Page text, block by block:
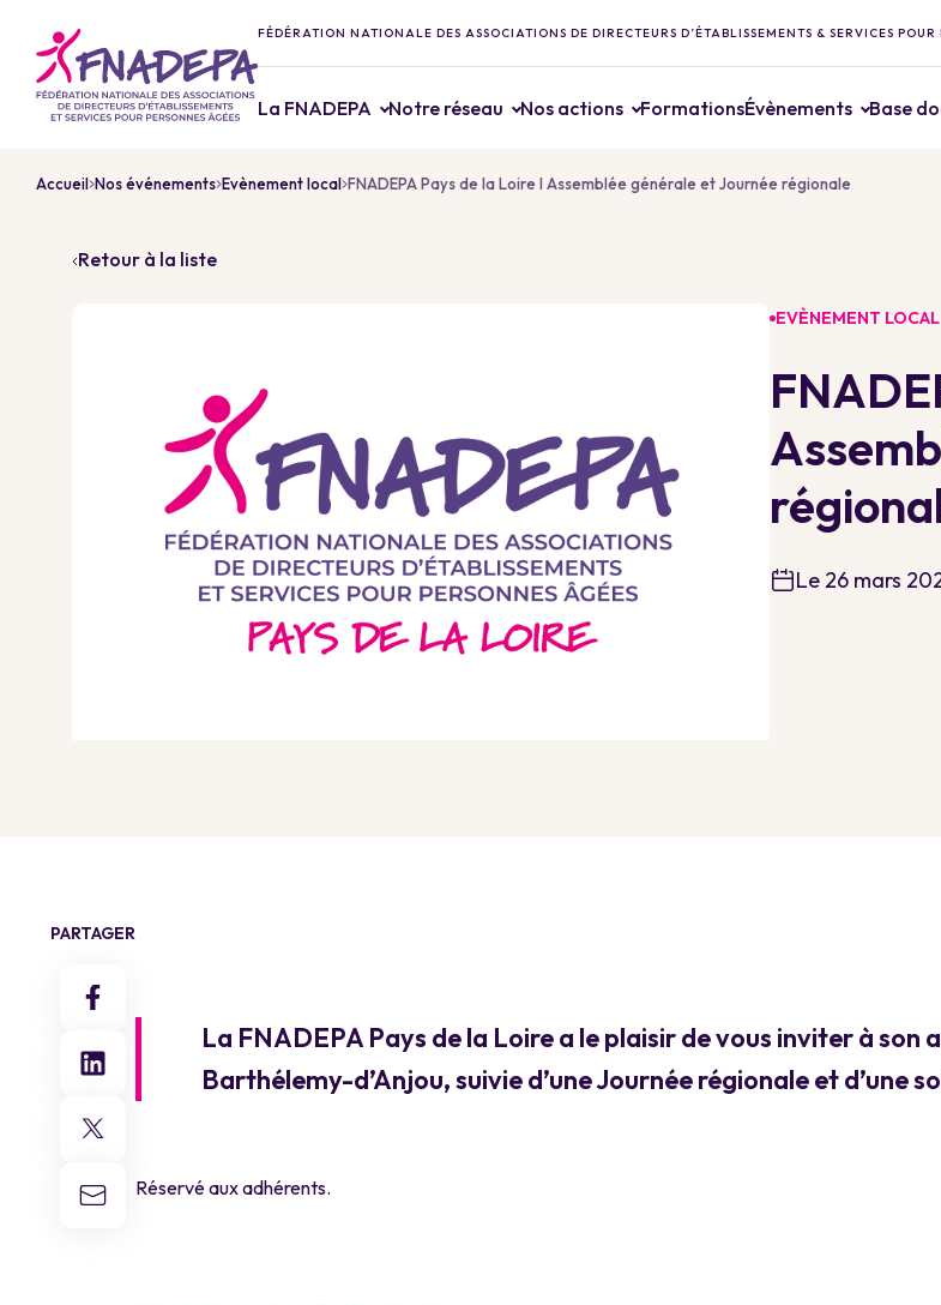
FÉDÉRATION NATIONALE DES ASSOCIATIONS DE DIRECTEURS D’ÉTABLISSEMENTS & SERVICES POUR
La FNADEPA Notre réseau Nos actions FormationsÉvènements Base
Accueil Nos événements Evènement local FNADEPA Pays de la Loire I Assemblée générale et Journée régionale
Retour à la liste
EVÈNEMENT LOCAL
Le 26 mars
PARTAGER
La FNADEPA Pays de la Loire a le plaisir de vous inviter à son
Barthélemy-d’Anjou, suivie d’une Journée régionale et d’une
Réservé aux adhérents.